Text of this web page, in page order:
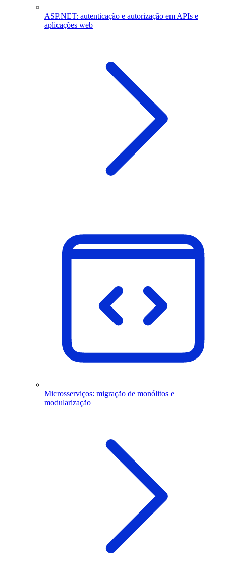
ASP.NET: autenticação e autorização em APIs e
aplicações web
Microsserviços: migração de monólitos e
modularização